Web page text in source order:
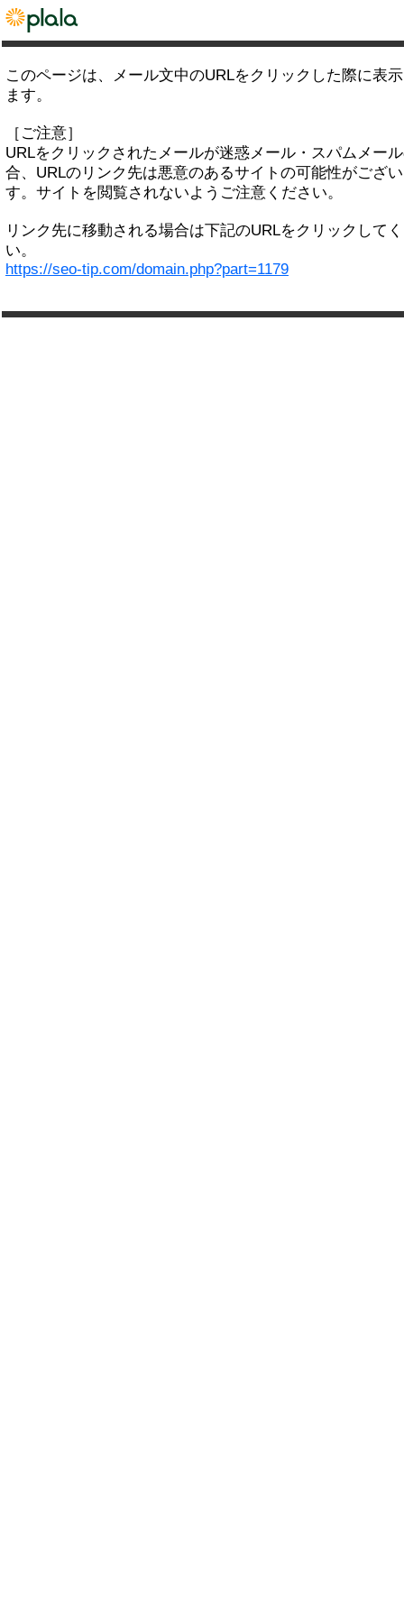
このページは、メール文中のURLをクリックした際に表
ます。
［ご注意］
URLをクリックされたメールが迷惑メール・スパムメー
合、URLのリンク先は悪意のあるサイトの可能性がござ
す。サイトを閲覧されないようご注意ください。
リンク先に移動される場合は下記のURLをクリックして
い。
https://seo-tip.com/domain.php?part=1179